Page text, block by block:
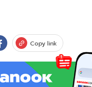
Copy link